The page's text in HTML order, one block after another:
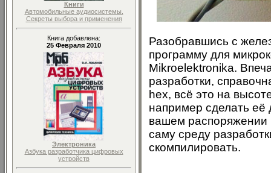
Книги
Автомобильные аудиосистемы.
Секреты выбора и применения
Книга добавлена:
25 Февраля 2010
Электроника
Азбука разработчика цифровых
устройств
Разобравшись с
программу для
Mikroelektronika.
разработки,
hex, всё это на
например сделать её
вашем распоряжении
саму среду
скомпилировать.